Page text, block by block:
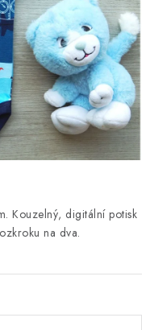
platba
výměnu
Kouzelný, digitální potisk
na dva.